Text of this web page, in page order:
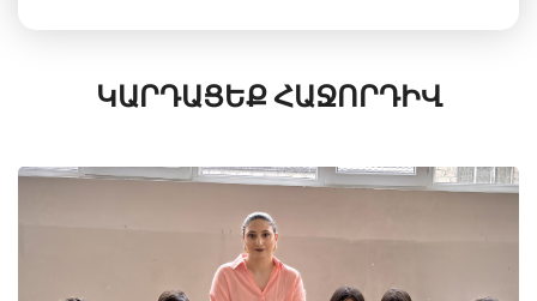
ԿԱՐԴԱՑԵՔ ՀԱՋՈՐԴԻՎ